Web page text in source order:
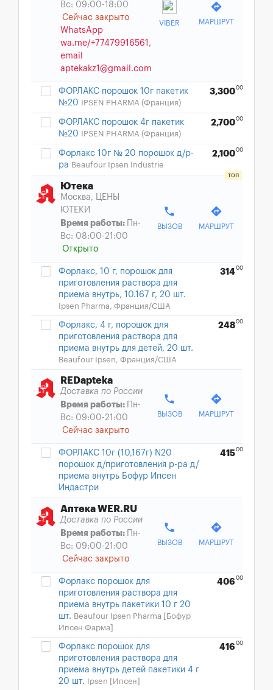
Вс: 09:00-18:00
Сейчас закрыто
WhatsApp
wa.me/+77479916561,
email
aptekakz1@gmail.com
VIBER
directions
МАРШРУТ
ФОРЛАКС порошок 10г пакетик
№20 IPSEN PHARMA (Франция)
3,30000
ФОРЛАКС порошок 4г пакетик
№20 IPSEN PHARMA (Франция)
2,70000
Форлакс 10г № 20 порошок д/р-
ра Beaufour Ipsen Industrie
2,10000
Ютека
Москва, ЦЕНЫ
ЮТЕКИ
Время работы:
Пн-
Вс: 08:00-21:00
Открыто
phone
ВЫЗОВ
directions
МАРШРУТ
Форлакс, 10 г, порошок для
приготовления раствора для
приема внутрь, 10.167 г, 20 шт.
Ipsen Pharma, Франция/США
31400
Форлакс, 4 г, порошок для
приготовления раствора для
приема внутрь для детей, 20 шт.
Beaufour Ipsen, Франция/США
24800
REDapteka
Доставка по России
Время работы:
Пн-
Вс: 09:00-21:00
Сейчас закрыто
phone
ВЫЗОВ
directions
МАРШРУТ
ФОРЛАКС 10г (10,167г) N20
порошок д/приготовления р-ра д/
приема внутрь Бофур Ипсен
Индастри
41500
Аптека WER.RU
Доставка по России
Время работы:
Пн-
Вс: 09:00-21:00
Сейчас закрыто
phone
ВЫЗОВ
directions
МАРШРУТ
Форлакс порошок для
приготовления раствора для
приема внутрь пакетики 10 г 20
шт. Beaufour Ipsen Pharma [Бофур
Ипсен Фарма]
406 00
Форлакс порошок для
приготовления раствора для
приема внутрь детей пакетики 4 г
20 шт. Ipsen [Ипсен]
416 00